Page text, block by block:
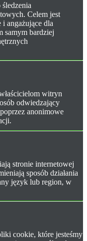
Celem jest
angażujące dla
samym bardziej
witryn
odwiedzający
anonimowe
stronie internetowej
sposób działania
język lub region, w
cookie, które jesteśmy